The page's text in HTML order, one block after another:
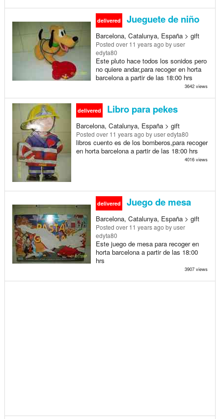
delivered Jueguete de niño
Barcelona, Catalunya, España > gift
Posted over 11 years ago by user
edyta80
Este pluto hace todos los sonidos pero
no quiere andar,para recoger en horta
barcelona a partir de las 18:00 hrs
3642 views
delivered Libro para pekes
Barcelona, Catalunya, España > gift
Posted over 11 years ago by user edyta80
libros cuento es de los bomberos,para recoger
en horta barcelona a partir de las 18:00 hrs
4016 views
delivered Juego de mesa
Barcelona, Catalunya, España > gift
Posted over 11 years ago by user
edyta80
Este juego de mesa para recoger en
horta barcelona a partir de las 18:00
hrs
3907 views